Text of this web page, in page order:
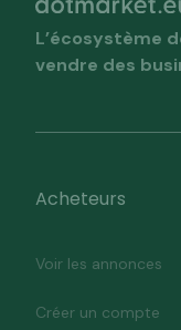
L’écosystème
vendre des
Acheteurs
Voir les annonces
Créer un compte